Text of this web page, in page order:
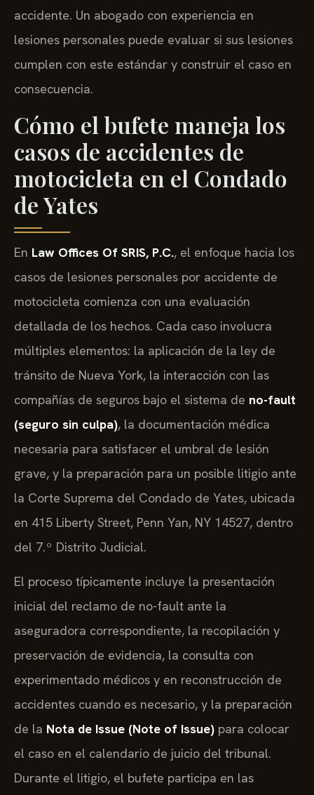
accidente. Un abogado con experiencia en
lesiones personales puede evaluar si sus lesiones
cumplen con este estándar y construir el caso en
consecuencia.
Cómo el bufete maneja los
casos de accidentes de
motocicleta en el Condado
de Yates
En Law Offices Of SRIS, P.C., el enfoque hacia los
casos de lesiones personales por accidente de
motocicleta comienza con una evaluación
detallada de los hechos. Cada caso involucra
múltiples elementos: la aplicación de la ley de
tránsito de Nueva York, la interacción con las
compañías de seguros bajo el sistema de no-fault
(seguro sin culpa), la documentación médica
necesaria para satisfacer el umbral de lesión
grave, y la preparación para un posible litigio ante
la Corte Suprema del Condado de Yates, ubicada
en 415 Liberty Street, Penn Yan, NY 14527, dentro
del 7.º Distrito Judicial.
El proceso típicamente incluye la presentación
inicial del reclamo de no-fault ante la
aseguradora correspondiente, la recopilación y
preservación de evidencia, la consulta con
experimentado médicos y en reconstrucción de
accidentes cuando es necesario, y la preparación
de la Nota de Issue (Note of Issue) para colocar
el caso en el calendario de juicio del tribunal.
Durante el litigio, el bufete participa en las